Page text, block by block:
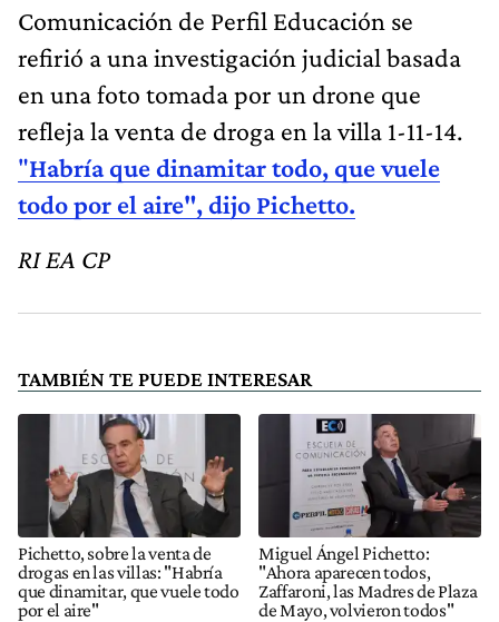
Comunicación de Perfil Educación se
refirió a una investigación judicial basada
en una foto tomada por un drone que
refleja la venta de droga en la villa 1-11-14.
"Habría que dinamitar todo, que vuele
todo por el aire", dijo Pichetto.
RI EA CP
TAMBIÉN TE PUEDE INTERESAR
Pichetto, sobre la venta de
drogas en las villas: "Habría
que dinamitar, que vuele todo
por el aire"
Miguel Ángel Pichetto:
"Ahora aparecen todos,
Zaffaroni, las Madres de Plaza
de Mayo, volvieron todos"